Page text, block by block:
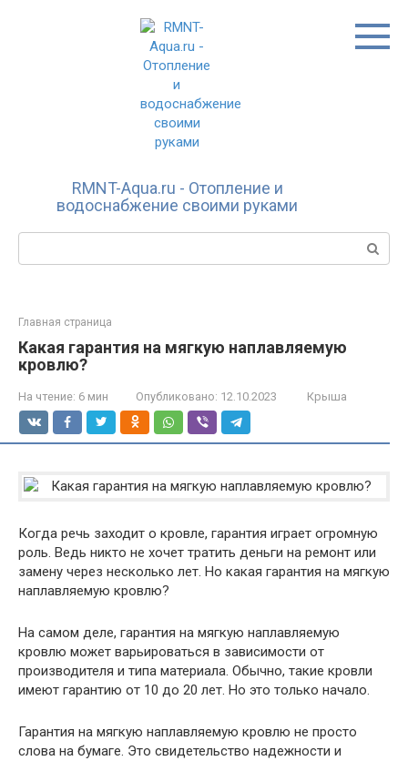
RMNT-Aqua.ru - Отопление и
водоснабжение своими руками
Поиск:
Главная страница
Какая гарантия на мягкую наплавляемую
кровлю?
На чтение: 6 мин Опубликовано: 12.10.2023 Крыша
Когда речь заходит о кровле, гарантия играет огромную
роль. Ведь никто не хочет тратить деньги на ремонт или
замену через несколько лет. Но какая гарантия на мягкую
наплавляемую кровлю?
На самом деле, гарантия на мягкую наплавляемую
кровлю может варьироваться в зависимости от
производителя и типа материала. Обычно, такие кровли
имеют гарантию от 10 до 20 лет. Но это только начало.
Гарантия на мягкую наплавляемую кровлю не просто
слова на бумаге. Это свидетельство надежности и